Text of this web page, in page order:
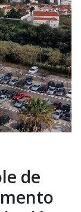
de